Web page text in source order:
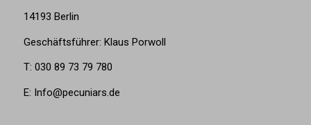
14193 Berlin
Geschäftsführer: Klaus Porwoll
T: 030 89 73 79 780
E: Info@pecuniars.de